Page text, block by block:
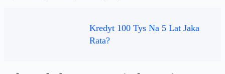
Kredyt 100 Tys Na 5 Lat Jaka
Rata?